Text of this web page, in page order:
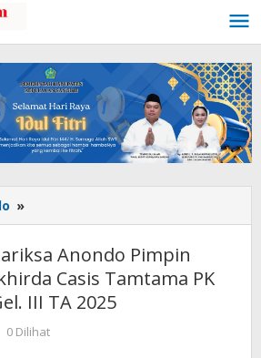
»
Antariksa
Pimpin
Sidang
Pantukhirda
Tamtama
Anondo Pimpin
Casis Tamtama PK
III TA 2025
0 Dilihat